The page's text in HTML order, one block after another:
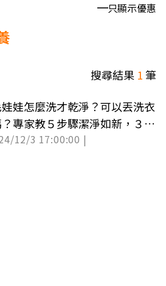
只顯示優惠
搜尋結果 1筆
娃怎麼洗才乾淨？可以丟洗衣
專家教５步驟潔淨如新，３萬
12/3 17:00:00 |